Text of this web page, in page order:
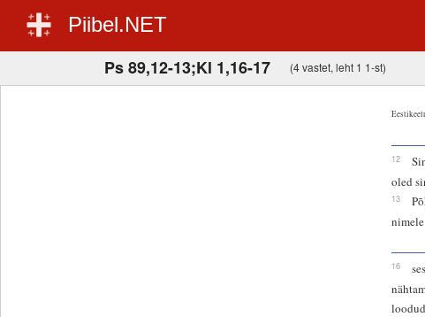
Piibel.NET
Ps 89,12-13;Kl 1,16-17 (4 vastet, leht 1 1-st)
12
oled
13
nimele.
16